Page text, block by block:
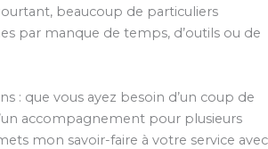
beaucoup de particuliers
par manque de temps, d’outils ou de
: que vous ayez besoin d’un coup de
accompagnement pour plusieurs
mon savoir-faire à votre service avec